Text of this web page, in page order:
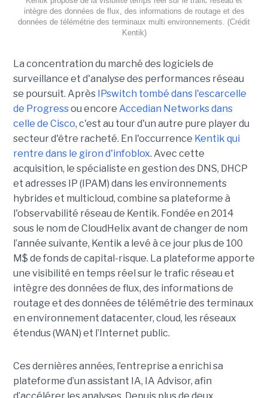
intègre des données de flux, des informations de routage et des
données de télémétrie des terminaux multi environnements. (Crédit
Kentik)
La concentration du marché des logiciels de
surveillance et d'analyse des performances réseau
se poursuit. Après IPswitch tombé dans l'escarcelle
de Progressou encore Accedian Networks dans
celle de Cisco, c'est au tour d'un autre pure player du
secteur d'être racheté. En l'occurrence Kentik qui
rentre dans le giron d'infoblox. Avec cette
acquisition, le spécialiste en gestion des DNS, DHCP
et adresses IP (IPAM) dans les environnements
hybrides et multicloud, combine sa plateforme à
l'observabilité réseau de Kentik. Fondée en 2014
sous le nom de CloudHelix avant de changer de nom
l’année suivante, Kentik a levé à ce jour plus de 100
M$ de fonds de capital-risque. La plateforme apporte
une visibilité en temps réel sur le trafic réseau et
intègre des données de flux, des informations de
routage et des données de télémétrie des terminaux
en environnement datacenter, cloud, les réseaux
étendus (WAN) et l’Internet public.
Ces dernières années, l’entreprise a enrichi sa
plateforme d’un assistant IA, IA Advisor, afin